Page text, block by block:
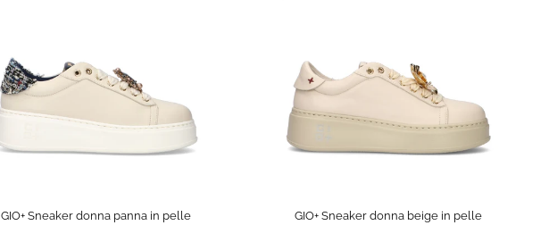
GIO+ Sneaker donna panna in pelle GIO+ Sneaker donna beige in pelle